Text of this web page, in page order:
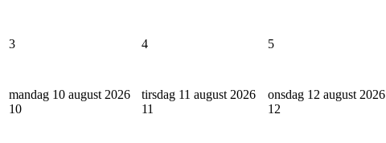
3 4 5
mandag 10 august 2026
10
tirsdag 11 august 2026
11
onsdag 12 august 2026
12